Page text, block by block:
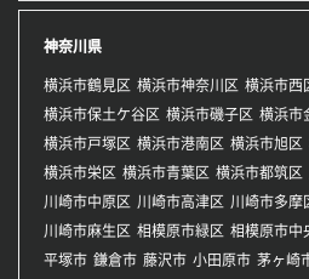
神奈川県
横浜市鶴見区 横浜市神奈川区 横浜市西
横浜市保土ケ谷区 横浜市磯子区 横浜市
横浜市戸塚区 横浜市港南区 横浜市旭区
横浜市栄区 横浜市青葉区 横浜市都筑区
川崎市中原区 川崎市高津区 川崎市多摩
川崎市麻生区 相模原市緑区 相模原市中
平塚市 鎌倉市 藤沢市 小田原市 茅ヶ崎